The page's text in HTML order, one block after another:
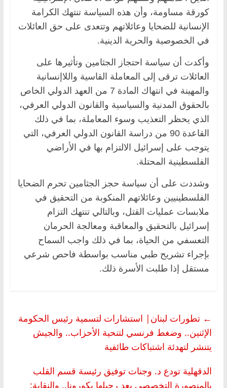
كورقة مساومة، وأن هذه السياسة تنتهك الكرامة
الإنسانية للضحايا وعائلاتهم وتتعدى على حق العائلات
في الخصوصية والحرية الدينية.
وأكدت أن سياسة احتجاز الجثامين وتأثيرها على
العائلات ترقى إلى المعاملة القاسية واللاإنسانية
والمهينة في انتهاك المادة 7 من العهد الدولي الخاص
بالحقوق المدنية والسياسية والقانون الدولي العرفي،
الذي يحظر التعذيب وسوء المعاملة، بما في ذلك
القاعدة 90 من دراسة القانون الدولي العرفي، التي
يتوجب على إسرائيل الالتزام بها في الأراضي
الفلسطينية المحتلة.
وشددت على أن سياسة حجز الجثامين تحرم الضحايا
الفلسطينيين وعائلاتهم المنكوبة من التحقيق في
ملابسات عمليات القتل، وبالتالي تنتهك التزام
إسرائيل بالتحقيق والمعاقبة ومعالجة الحرمان
التعسفي من الحياة، بما في ذلك واجب السماح
بإجراء تشريح طبي مناسب بواسطة فاحص شرعي
مستقل إذا طلبت الأسرة ذلك.
← تطورات لبنان| استشارات لتسمية رئيس الحكومة
الإثنين.. وضغط فرنسي لتنحية الأحزاب.. والجيش
يتنشر لتهدئة اشتباكات طائفية
الدقهلية تودع د. وجنات توفيق رئيسة قسم القلب
بالمنصورة التخصصي بعد رحيلها بكورونا.. والنقابة: